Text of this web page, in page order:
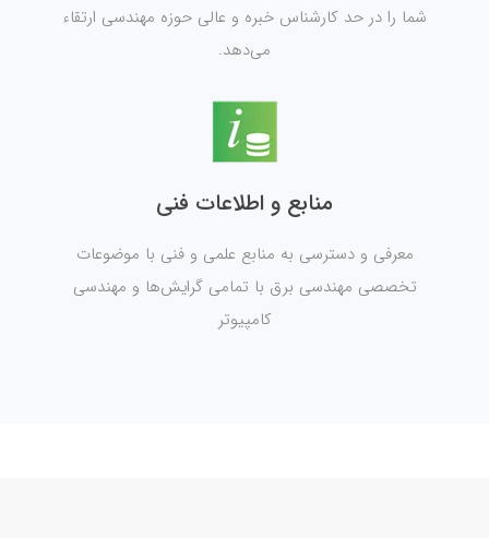
شما را در حد کارشناس خبره و عالی حوزه مهندسی ارتقاء
می‌دهد.
منابع و اطلاعات فنی
معرفی و دسترسی به منابع علمی و فنی با موضوعات
تخصصی مهندسی برق با تمامی گرایش‌ها و مهندسی
کامپیوتر